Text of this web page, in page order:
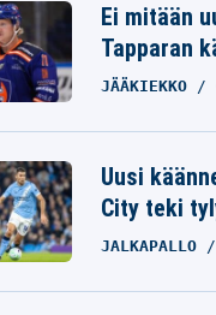
Ei mitään
Tapparan
JÄÄKIEKKO
Uusi
City teki
JALKAPALLO